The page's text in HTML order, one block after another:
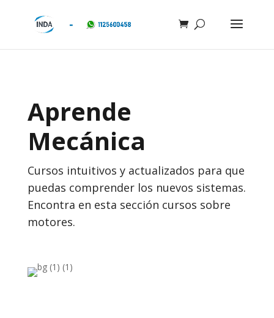
Aprende
Mecánica
Cursos intuitivos y actualizados para que
puedas comprender los nuevos sistemas.
Encontra en esta sección cursos sobre
motores.